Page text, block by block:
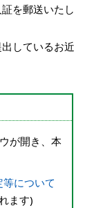
を郵送いたし
しているお近
が開き、本
について
ます)